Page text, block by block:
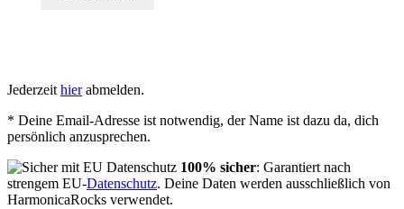
Jederzeit hierabmelden.
* Deine Email-Adresse ist notwendig, der Name ist dazu da, dich
persönlich anzusprechen.
100% sicher: Garantiert nach
strengem EU-Datenschutz. Deine Daten werden ausschließlich von
HarmonicaRocks verwendet.